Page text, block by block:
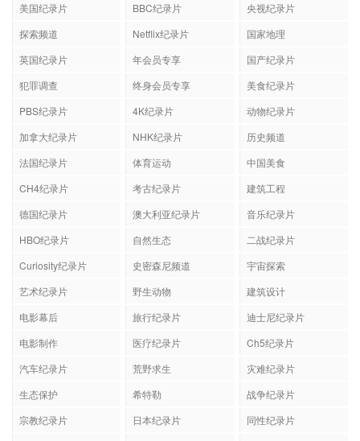
美国纪录片 BBC纪录片
央视纪录片
探索频道
Netflix纪录片
国家地理
英国纪录片
年会员专享
国产纪录片
犯罪调查
终身会员专享
美食纪录片
PBS纪录片
4K纪录片
动物纪录片
加拿大纪录片
NHK纪录片
历史频道
法国纪录片
体育运动
中国美食
CH4纪录片
考古纪录片
建筑工程
德国纪录片
澳大利亚纪录片
音乐纪录片
HBO纪录片
自然生态
二战纪录片
Curiosity纪录片
史密森尼频道
宇宙探索
艺术纪录片
野生动物
建筑设计
电影幕后
旅行纪录片
迪士尼纪录片
电影制作
医疗纪录片
Ch5纪录片
汽车纪录片
荒野求生
灾难纪录片
生态保护
希特勒
战争纪录片
宗教纪录片
日本纪录片
同性纪录片